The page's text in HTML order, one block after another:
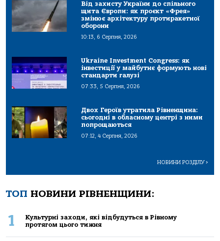
Від захисту України до спільного
щита Європи: як проєкт «Фрея»
змінює архітектуру протиракетної
оборони
10:13, 6 Серпня, 2026
Ukraine Investment Congress: як
інвестиції у майбутнє формують нові
стандарти галузі
07:33, 5 Серпня, 2026
Двох Героїв утратила Рівненщина:
сьогодні в обласному центрі з ними
попрощаються
07:12, 4 Серпня, 2026
НОВИНИ РОЗДІЛУ>
ТОП НОВИНИ РІВНЕНЩИНИ:
1
Культурні заходи, які відбудуться в Рівному
протягом цього тижня